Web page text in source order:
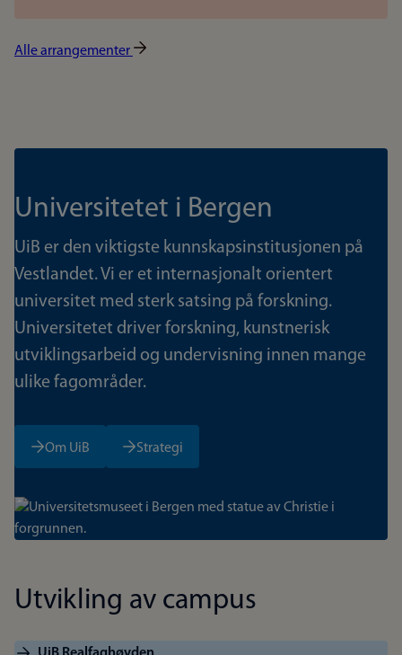
Alle arrangementer
Universitetet i Bergen
UiB er den viktigste kunnskapsinstitusjonen på
Vestlandet. Vi er et internasjonalt orientert
universitet med sterk satsing på forskning.
Universitetet driver forskning, kunstnerisk
utviklingsarbeid og undervisning innen mange
ulike fagområder.
Om UiB Strategi
Bilde
Utvikling av campus